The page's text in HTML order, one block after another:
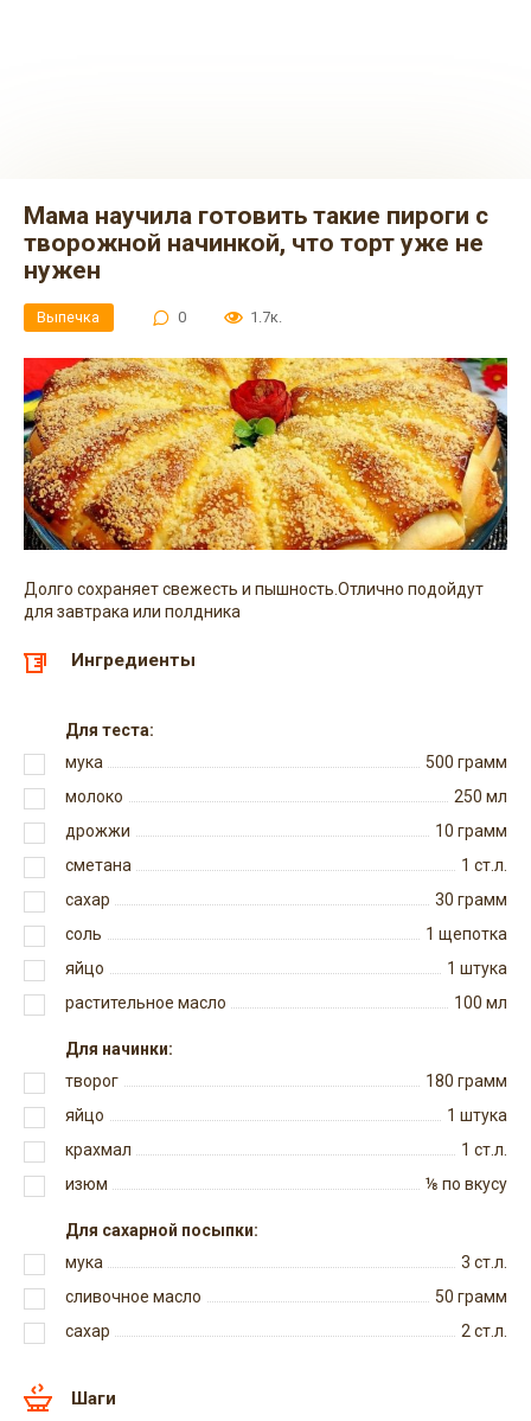
Мама научила готовить такие пироги с
творожной начинкой, что торт уже не
нужен
Выпечка 0 1.7к.
Долго сохраняет свежесть и пышность.Отлично подойдут
для завтрака или полдника
Ингредиенты
Для теста:
мука
500 грамм
молоко
250 мл
дрожжи
10 грамм
сметана
1 ст.л.
сахар
30 грамм
соль
1 щепотка
яйцо
1 штука
растительное масло
100 мл
Для начинки:
творог
180 грамм
яйцо
1 штука
крахмал
1 ст.л.
изюм
⅛ по вкусу
Для сахарной посыпки:
мука
3 ст.л.
сливочное масло
50 грамм
сахар
2ст.л.
Шаги